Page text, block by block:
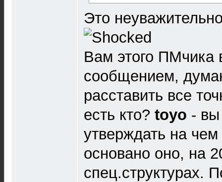
Это
Вам этого ПМчика
сообщением,
расставить все
есть кто? toyo - вы
утверждать на
основано оно, на
спец.структурах.